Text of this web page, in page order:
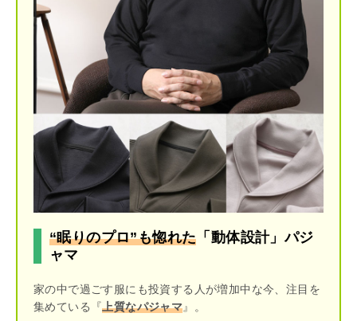
“眠りのプロ”も惚れた 「動体設計」パジ
ャマ
家の中で過ごす服にも投資する人が増加中な今、注目を
集めている『上質なパジャマ』。